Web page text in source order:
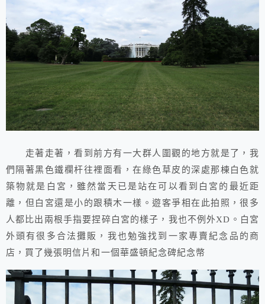
走著走著，看到前方有一大群人圍觀的地方就是了，我
們隔著黑色鐵欄杆往裡面看，在綠色草皮的深處那棟白色就
築物就是白宮，雖然當天已是站在可以看到白宮的最近距
離，但白宮還是小的跟積木一樣。遊客爭相在此拍照，很多
人都比出兩根手指要捏碎白宮的樣子，我也不例外XD。白宮
外頭有很多合法攤販，我也勉強找到一家專賣紀念品的商
店，買了幾張明信片和一個華盛頓紀念碑紀念幣